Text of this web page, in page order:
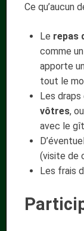
Ce qu’aucun
Le repas
comme
apporte
tout le
Les draps
vôtres,
avec le
(visite de
Les frais